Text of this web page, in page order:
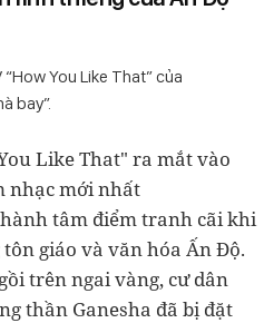
You Like That” của
bay”.
Like That" ra mắt vào
nhạc mới nhất
tâm điểm tranh cãi khi
giáo và văn hóa Ấn Độ.
trên ngai vàng, cư dân
thần Ganesha đã bị đặt